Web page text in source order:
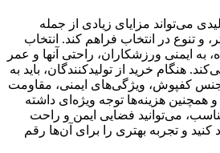
می‌تواند مزایای زیادی از جمله
و تنوع در انتخاب فراهم کند. انتخاب
ایمنی ورزشکاران، راحتی آنها و عمر
هنگام خرید از تولیدکنندگان، باید به
کفپوش، ویژگی‌های ایمنی، مقاومت
هزینه‌ها توجه ویژه‌ای داشته
می‌توانید فضایی ایمن و راحت
کنید و تجربه بهتری را برای آن‌ها رقم